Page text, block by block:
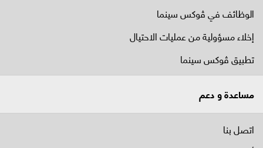
الوظائف في ﭬوكس سينما
إخلاء مسؤولية من عمليات الاحتيال
تطبيق ڤوكس سينما
مساعدة و دعم
اتصل بنا